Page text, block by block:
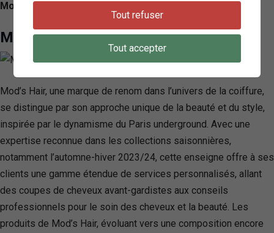
Moulineaux, France
Mod’s Hair Issy Les Moulineaux
Mod’s Hair, une marque de renom dans l’univers de la coiffure,
se distingue par son approche unique de la beauté et du style,
inspirée par le dynamisme du Paris underground. Avec une
expertise reconnue dans les collections saisonnières,
notamment l’automne-hiver 2023/24, cette enseigne offre à ses
clients une gamme étendue de services personnalisés, allant
des coupes de cheveux avant-gardistes aux conseils
professionnels pour le soin des cheveux et la beauté. Les
produits de Mod’s Hair, évoluant vers une composition encore
Tout refuser
Tout accepter